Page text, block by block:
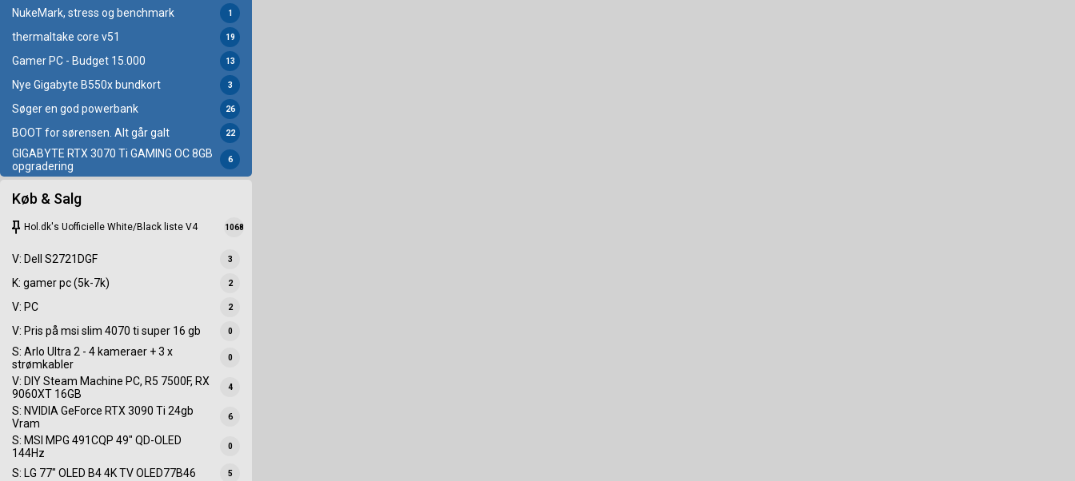
NukeMark, stress og benchmark 1
thermaltake core v51 19
Gamer PC - Budget 15.000 13
Nye Gigabyte B550x bundkort 3
Søger en god powerbank 26
BOOT for sørensen. Alt går galt 22
GIGABYTE RTX 3070 Ti GAMING OC 8GB
opgradering
6
Køb & Salg
keep Hol.dk's Uofficielle White/Black liste V4 1068
V: Dell S2721DGF 3
K: gamer pc (5k-7k) 2
V: PC 2
V: Pris på msi slim 4070 ti super 16 gb 0
S: Arlo Ultra 2 - 4 kameraer + 3 x
strømkabler
0
V: DIY Steam Machine PC, R5 7500F, RX
9060XT 16GB
4
S: NVIDIA GeForce RTX 3090 Ti 24gb
Vram
6
S: MSI MPG 491CQP 49" QD-OLED
144Hz
0
S: LG 77" OLED B4 4K TV OLED77B46 5